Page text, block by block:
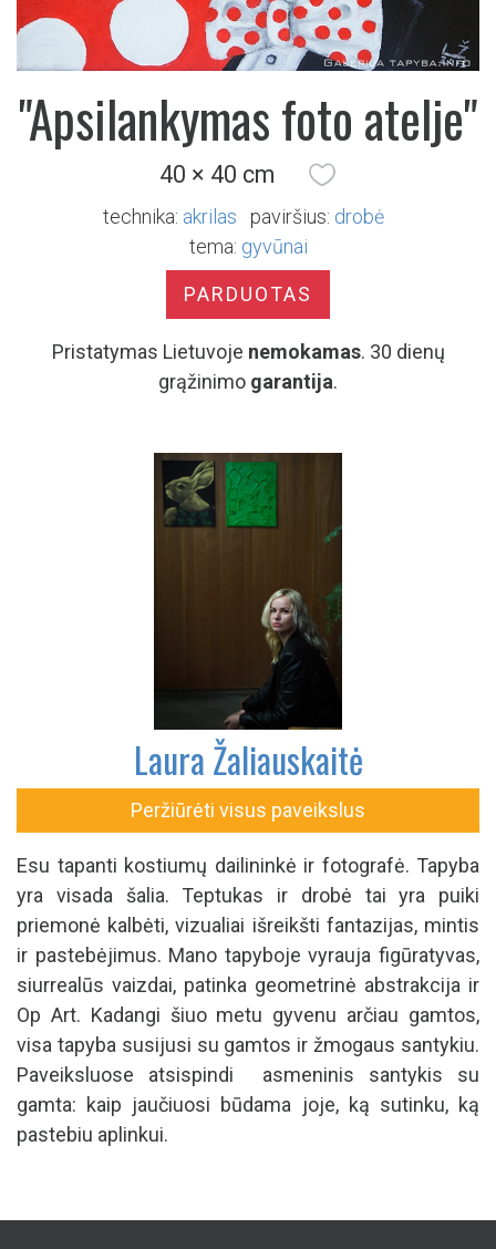
"Apsilankymas foto atelje"
40 × 40 cm
technika: akrilas paviršius: drobė
tema: gyvūnai
PARDUOTAS
Pristatymas Lietuvoje nemokamas. 30 dienų
grąžinimo garantija.
Laura Žaliauskaitė
Peržiūrėti visus paveikslus
Esu tapanti kostiumų dailininkė ir fotografė. Tapyba
yra visada šalia. Teptukas ir drobė tai yra puiki
priemonė kalbėti, vizualiai išreikšti fantazijas, mintis
ir pastebėjimus. Mano tapyboje vyrauja figūratyvas,
siurrealūs vaizdai, patinka geometrinė abstrakcija ir
Op Art. Kadangi šiuo metu gyvenu arčiau gamtos,
visa tapyba susijusi su gamtos ir žmogaus santykiu.
Paveiksluose atsispindi asmeninis santykis su
gamta: kaip jaučiuosi būdama joje, ką sutinku, ką
pastebiu aplinkui.